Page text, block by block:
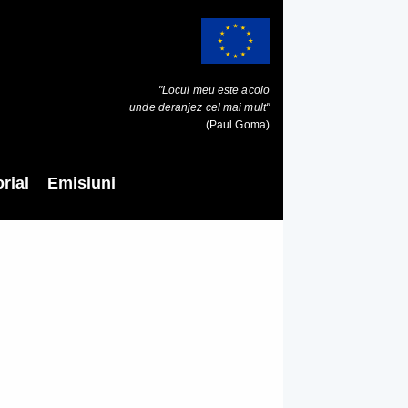
"Locul meu este acolo
unde deranjez cel mai mult"
(Paul Goma)
Emisiuni